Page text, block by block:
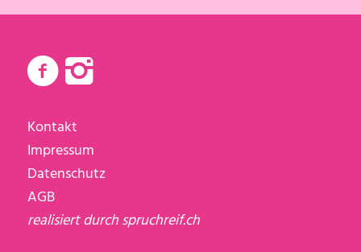
Kontakt
Impressum
Datenschutz
AGB
realisiert durchspruchreif.ch